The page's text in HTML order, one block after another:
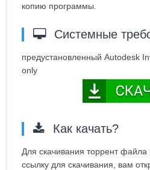
копию программы.
Системные
предустановленный Autodesk
only
Как качать?
Для скачивания торрент файла
ссылку для скачивания, вам